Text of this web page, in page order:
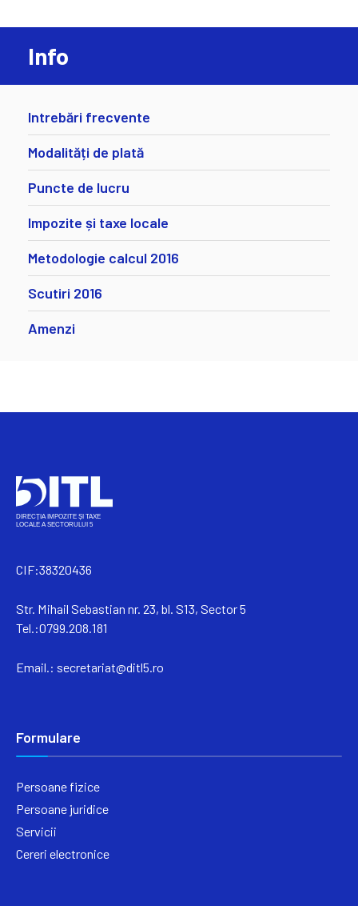
Info
Intrebări frecvente
Modalități de plată
Puncte de lucru
Impozite și taxe locale
Metodologie calcul 2016
Scutiri 2016
Amenzi
CIF:38320436
Str. Mihail Sebastian nr. 23, bl. S13, Sector 5
Tel.:0799.208.181
Email.: secretariat@ditl5.ro
Formulare
Persoane fizice
Persoane juridice
Servicii
Cereri electronice